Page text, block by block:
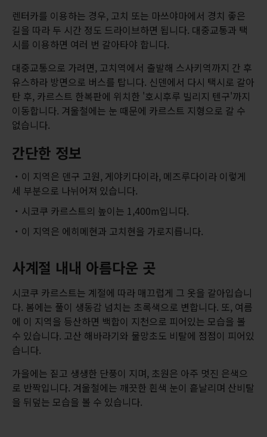
렌터카를 이용하는 경우, 고치 또는 마쓰야마에서 경치 좋은
길을 따라 두 시간 정도 드라이브하면 됩니다. 대중교통과 택
시를 이용하면 여러 번 갈아타야 합니다.
대중교통으로 가려면, 고치역에서 출발해 스사키역까지 간 후
유스하라 방면으로 버스를 탑니다. 신덴에서 다시 택시로 갈아
탄 후, 카르스트 한복판에 위치한 '호시후루 빌리지 텐구'까지
이동합니다. 겨울철에는 눈 때문에 카르스트 지형으로 갈 수
없습니다.
간단한 정보
이 지역은 덴구 고원, 게야키다이라, 메즈루다이라 이렇게
세 부분으로 나뉘어져 있습니다.
시코쿠 카르스트의 높이는 1,400m입니다.
이 지역은 에히메현과 고치현을 가로지릅니다.
사계절 내내 아름다운 곳
시코쿠 카르스트는 계절에 따라 매끄럽게 그 옷을 갈아입습니
다. 봄에는 풀이 생동감 넘치는 초록색으로 변합니다. 또, 여름
에 이 지역을 등산하면 백합이 지천으로 피어있는 모습을 볼
수 있습니다. 고산 해바라기와 물망초도 비탈에 점점이 피어있
습니다.
가을에는 짙고 생생한 단풍이 지며, 초원은 아주 멋진 은색으
로 반짝입니다. 겨울철에는 깨끗한 흰색 눈이 흩날리며 산비탈
을 뒤덮는 모습을 볼 수 있습니다.